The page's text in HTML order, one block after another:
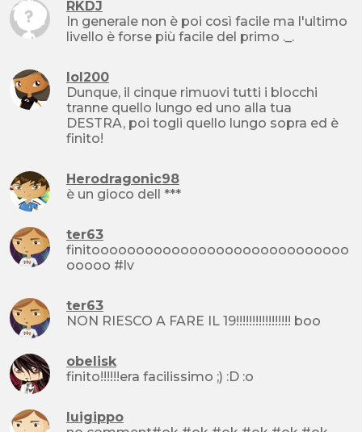
RKDJ
In generale non è poi così facile ma l'ultimo
livello è forse più facile del primo ._.
lol200
Dunque, il cinque rimuovi tutti i blocchi
tranne quello lungo ed uno alla tua
DESTRA, poi togli quello lungo sopra ed è
finito!
Herodragonic98
è un gioco dell ***
ter63
finitooooooooooooooooooooooooooooo
ooooo #lv
ter63
NON RIESCO A FARE IL 19!!!!!!!!!!!!!!!!! boo
obelisk
finito!!!!!!era facilissimo ;) :D :o
luigippo